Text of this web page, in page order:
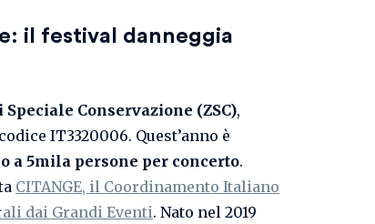
il festival danneggia
Speciale Conservazione (ZSC),
IT3320006. Quest’anno è
a 5mila persone per concerto.
CITANGE, il Coordinamento Italiano
dai Grandi Eventi. Nato nel 2019